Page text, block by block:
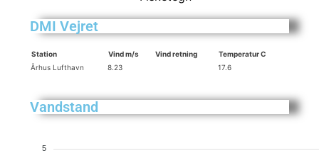
DMI Vejret
Station Vind m/s Vind retning
Temperatur C
Århus Lufthavn
8.23 17.6
Vandstand
5